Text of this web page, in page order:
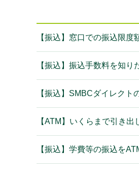
【振込】窓口での振込限度
【振込】振込手数料を知り
【振込】SMBCダイレクト
【ATM】いくらまで引き
【振込】学費等の振込を